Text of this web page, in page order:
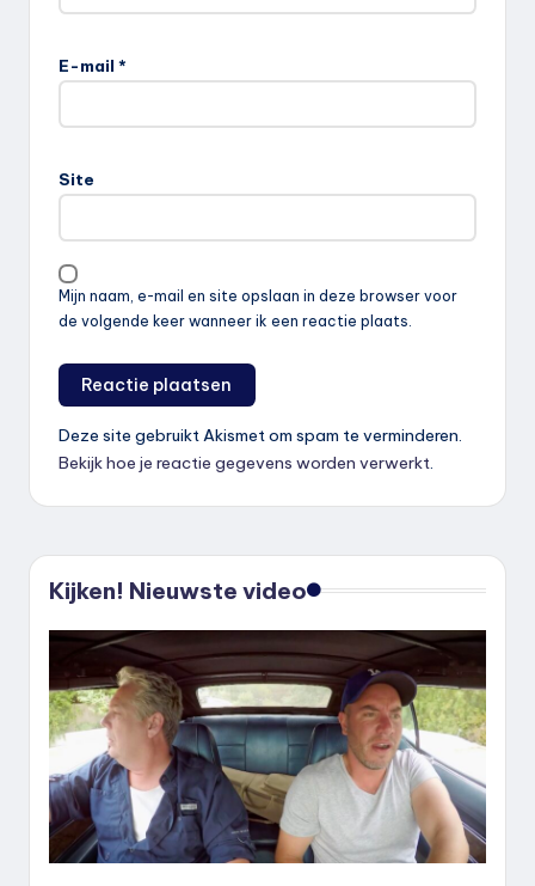
E-mail *
Site
Mijn naam, e-mail en site opslaan in deze browser voor
de volgende keer wanneer ik een reactie plaats.
Deze site gebruikt Akismet om spam te verminderen.
Bekijk hoe je reactie gegevens worden verwerkt
Kijken! Nieuwste video